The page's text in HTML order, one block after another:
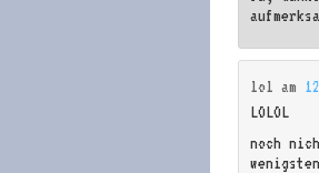
lol am
LOLOL
noch